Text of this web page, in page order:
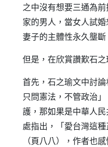
之中沒有想要三通為
家的男人，當女人試
妻子的主體性永久壟
但是，在欣賞讚歎石
首先，石之瑜文中討
只問憲法，不管政治
護，那如果是中華人
處指出，「愛台灣這
（頁八八），作者也